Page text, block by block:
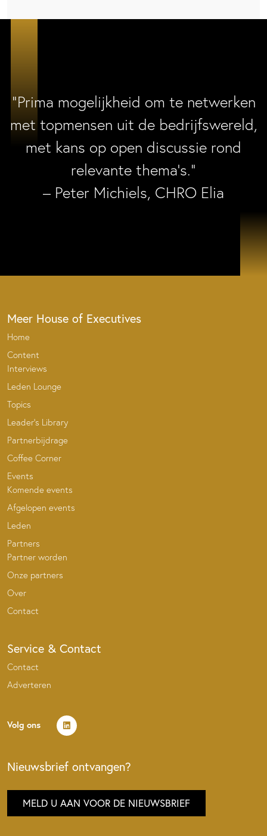
“Prima mogelijkheid om te netwerken
met topmensen uit de bedrijfswereld,
met kans op open discussie rond
relevante thema’s.”
– Peter Michiels, CHRO Elia
Meer House of Executives
Home
Content
Interviews
Leden Lounge
Topics
Leader’s Library
Partnerbijdrage
Coffee Corner
Events
Komende events
Afgelopen events
Leden
Partners
Partner worden
Onze partners
Over
Contact
Service & Contact
Contact
Adverteren
Volg ons
Nieuwsbrief ontvangen?
MELD U AAN VOOR DE NIEUWSBRIEF